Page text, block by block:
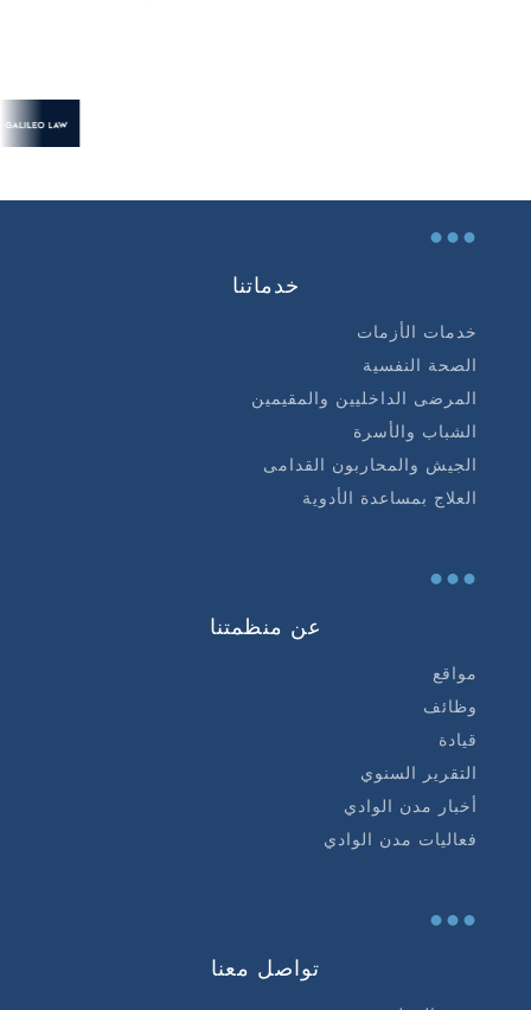
...
خدماتنا
خدمات الأزمات
الصحة النفسية
المرضى الداخليين والمقيمين
الشباب والأسرة
الجيش والمحاربون القدامى
العلاج بمساعدة الأدوية
...
عن منظمتنا
مواقع
وظائف
قيادة
التقرير السنوي
أخبار مدن الوادي
فعاليات مدن الوادي
...
تواصل معنا